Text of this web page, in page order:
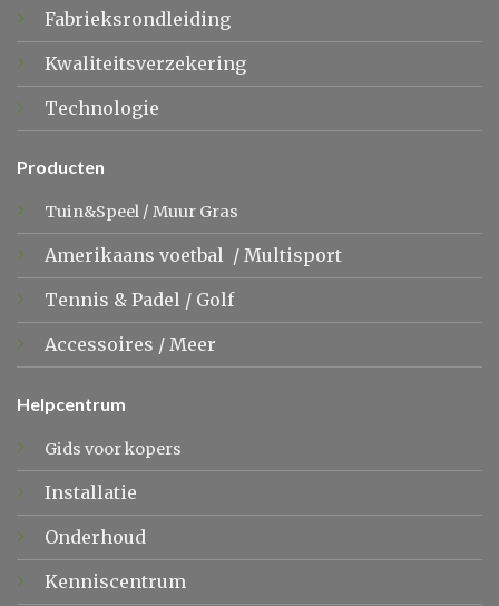
Fabrieksrondleiding
Kwaliteitsverzekering
Technologie
Producten
Tuin&Speel/ Muur Gras
Amerikaans voetbal / Multisport
Tennis & Padel / Golf
Accessoires / Meer
Helpcentrum
Gids voor kopers
Installatie
Onderhoud
Kenniscentrum